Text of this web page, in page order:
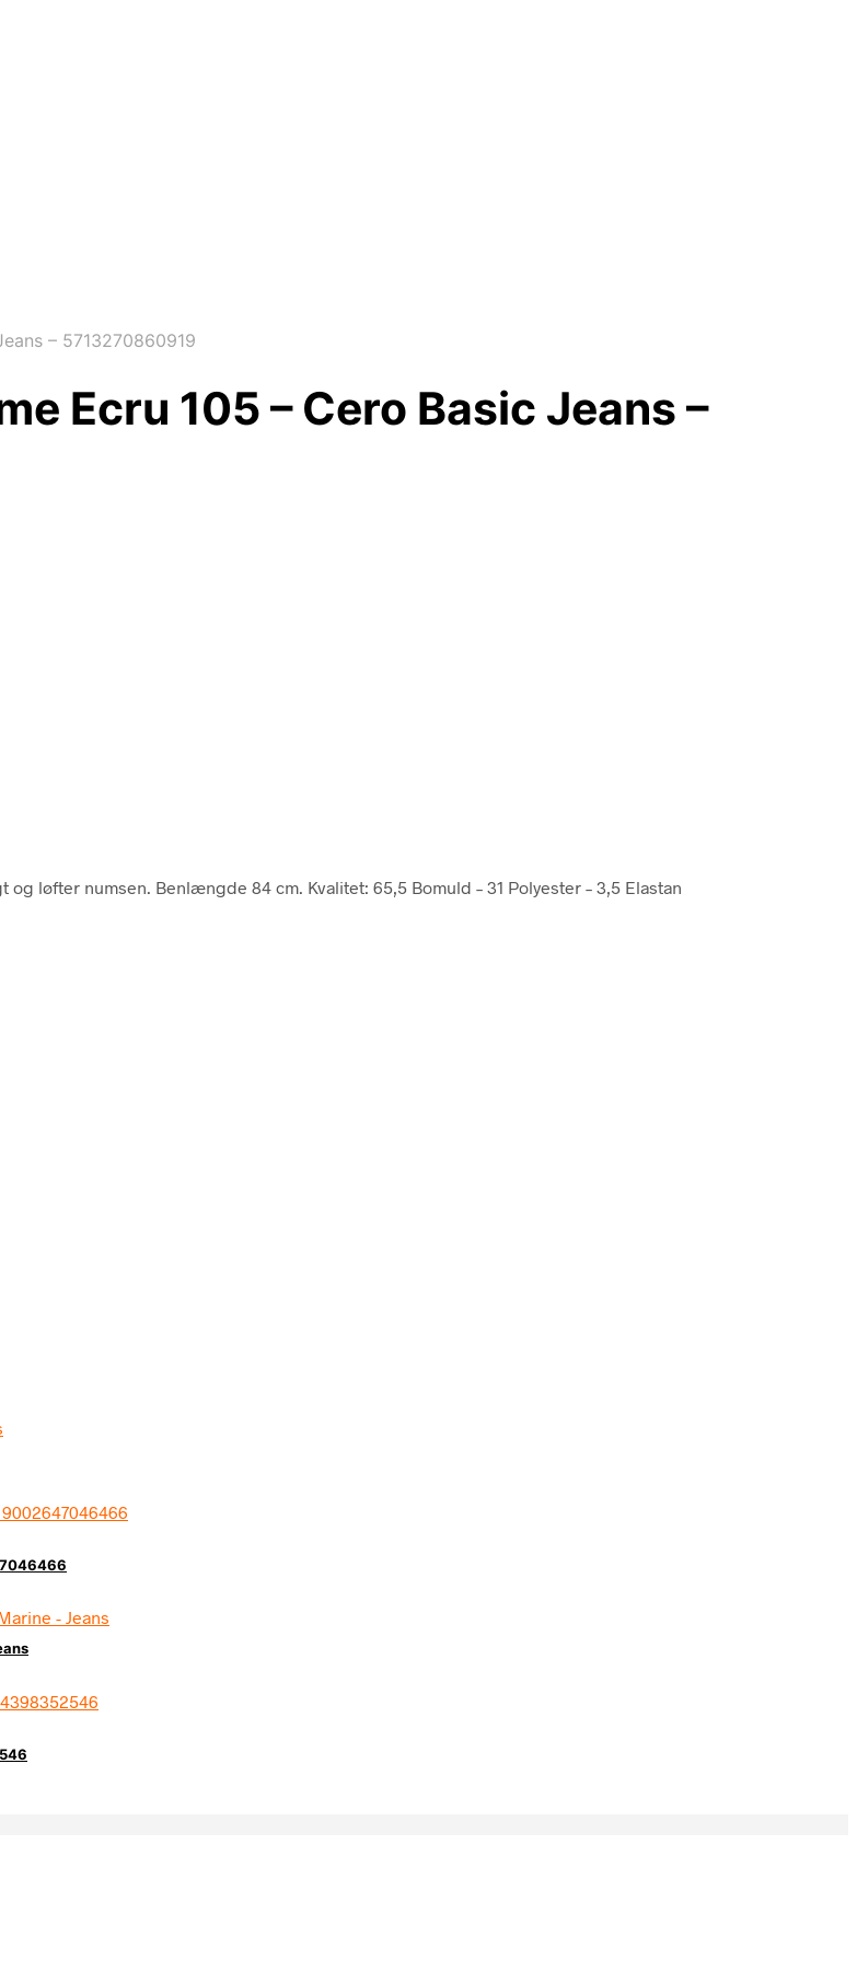
– 5713270860919
Ecru 105 – Cero Basic Jeans –
løfter numsen. Benlængde 84 cm. Kvalitet: 65,5 Bomuld – 31 Polyester – 3,5 Elastan